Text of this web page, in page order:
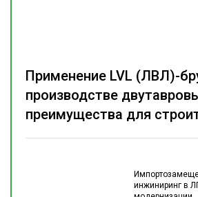
инжиниринг в
Применение LVL (ЛВЛ)-
производстве
преимущества для